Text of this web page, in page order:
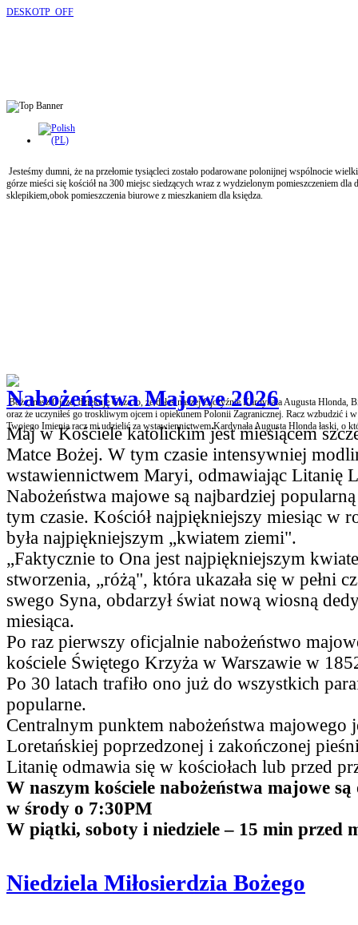
DESKOTP_OFF
Jesteśmy dumni, że na przełomie tysiącleci zostało podarowane polonijnej wspólnocie
górze mieści się kościół na 300 miejsc siedzących wraz z wydzielonym pomieszczeniem
sklepikiem,obok pomieszczenia biurowe z mieszkaniem dla księdza.
Boże, nasz Ojcze, dziękuję Ci za to, że dałeś naszej Ojczyźnie Kardynała Augusta
oraz że uczyniłeś go troskliwym ojcem i opiekunem Polonii Zagranicznej. Racz wzbudzić i
Twojego Imienia racz mi udzielić za wstawiennictwem Kardynała Augusta Hlonda łaski, o
Nabożeństwa Majowe 2026
Maj w Kościele katolickim jest miesiącem
Matce Bożej. W tym czasie intensywniej
wstawiennictwem Maryi, odmawiając Litanię
Nabożeństwa majowe są najbardziej
tym czasie. Kościół najpiękniejszy miesiąc w
była najpiękniejszym „kwiatem ziemi".
„Faktycznie to Ona jest najpiękniejszym
stworzenia, „różą", która ukazała się w pełni
swego Syna, obdarzył świat nową wiosną
miesiąca.
Po raz pierwszy oficjalnie nabożeństwo
kościele Świętego Krzyża w Warszawie w
Po 30 latach trafiło ono już do wszystkich
popularne.
Centralnym punktem nabożeństwa majowego
Loretańskiej poprzedzonej i zakończonej
Litanię odmawia się w kościołach lub przed
W naszym kościele nabożeństwa majowe
w środy o 7:30PM
W piątki, soboty i niedziele – 15 min przed
Niedziela Miłosierdzia Bożego